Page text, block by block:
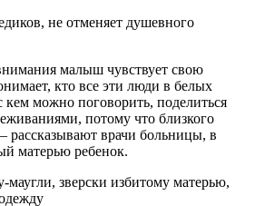
не отменяет душевного
малыш чувствует свою
кто все эти люди в белых
кем можно поговорить, поделиться
потому что близкого
рассказывают врачи больницы, в
матерью ребенок.